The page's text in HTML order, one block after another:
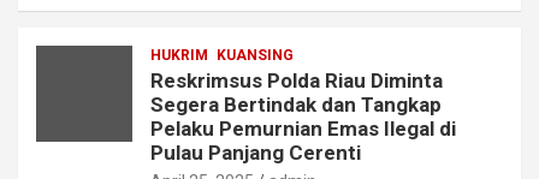
HUKRIM KUANSING
Reskrimsus Polda Riau Diminta
Segera Bertindak dan Tangkap
Pelaku Pemurnian Emas Ilegal di
Pulau Panjang Cerenti